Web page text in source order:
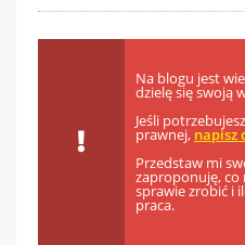
Na blogu jest
dzielę się swoją
Jeśli
prawnej, napisz
Przedstaw mi
zaproponuję, co
sprawie zrobić i
praca.